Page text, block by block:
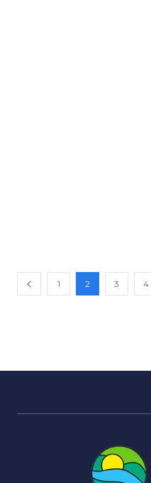
1 2 3 4